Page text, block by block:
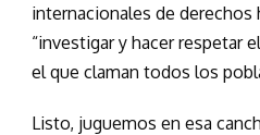
internacionales de derechos
“investigar y hacer respetar
el que claman todos los
Listo, juguemos en esa